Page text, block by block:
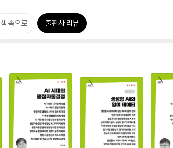
책 속으로 출판사 리뷰